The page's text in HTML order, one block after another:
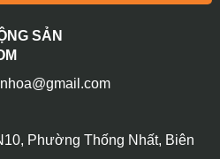
SẢN
Phường Thống Nhất, Biên